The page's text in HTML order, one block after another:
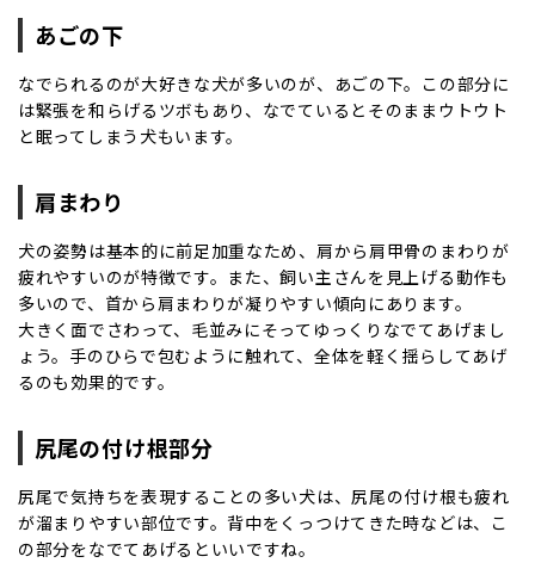
あごの下
なでられるのが大好きな犬が多いのが、あごの下。この部分に
は緊張を和らげるツボもあり、なでているとそのままウトウト
と眠ってしまう犬もいます。
肩まわり
犬の姿勢は基本的に前足加重なため、肩から肩甲骨のまわりが
疲れやすいのが特徴です。また、飼い主さんを見上げる動作も
多いので、首から肩まわりが凝りやすい傾向にあります。
大きく面でさわって、毛並みにそってゆっくりなでてあげまし
ょう。手のひらで包むように触れて、全体を軽く揺らしてあげ
るのも効果的です。
尻尾の付け根部分
尻尾で気持ちを表現することの多い犬は、尻尾の付け根も疲れ
が溜まりやすい部位です。背中をくっつけてきた時などは、こ
の部分をなでてあげるといいですね。